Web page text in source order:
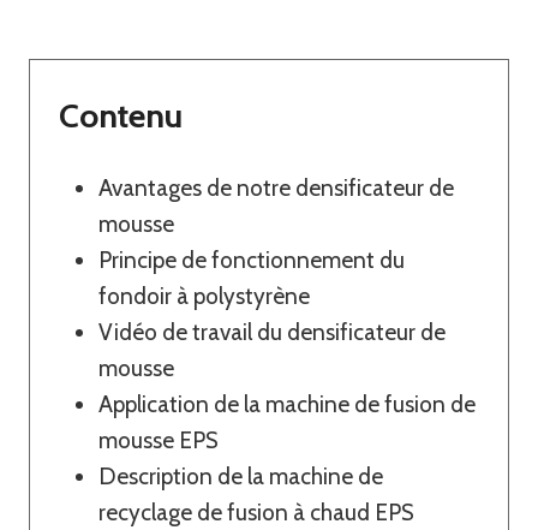
Contenu
Avantages de notre densificateur de
mousse
Principe de fonctionnement du
fondoir à polystyrène
Vidéo de travail du densificateur de
mousse
Application de la machine de fusion de
mousse EPS
Description de la machine de
recyclage de fusion à chaud EPS